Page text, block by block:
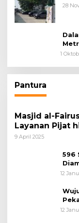
28
1
Pantura
Masjid al-
Layanan Pijat
bagi Pemudik
9 April 2025
596
12
12